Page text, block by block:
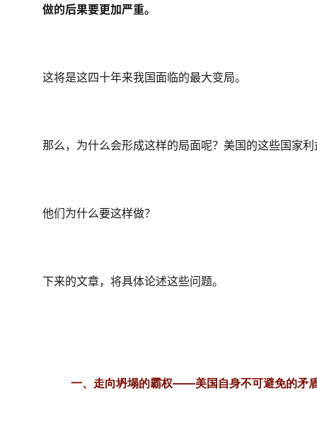
做的后果要更加严重。
这将是这四十年来我国面临的最大变局。
那么，为什么会形成这样的局面呢？美国的这些国家
他们为什么要这样做？
下来的文章，将具体论述这些问题。
一、走向坍塌的霸权——美国自身不可避免的矛